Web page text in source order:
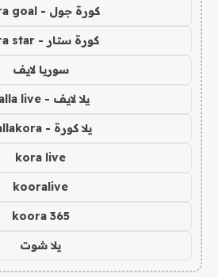
كورة جول - kora goal
كورة ستار - kora star
سوريا لايف
يلا لايف - yalla live
يلا كورة - yallakora
kora live
kooralive
koora 365
يلا شوت